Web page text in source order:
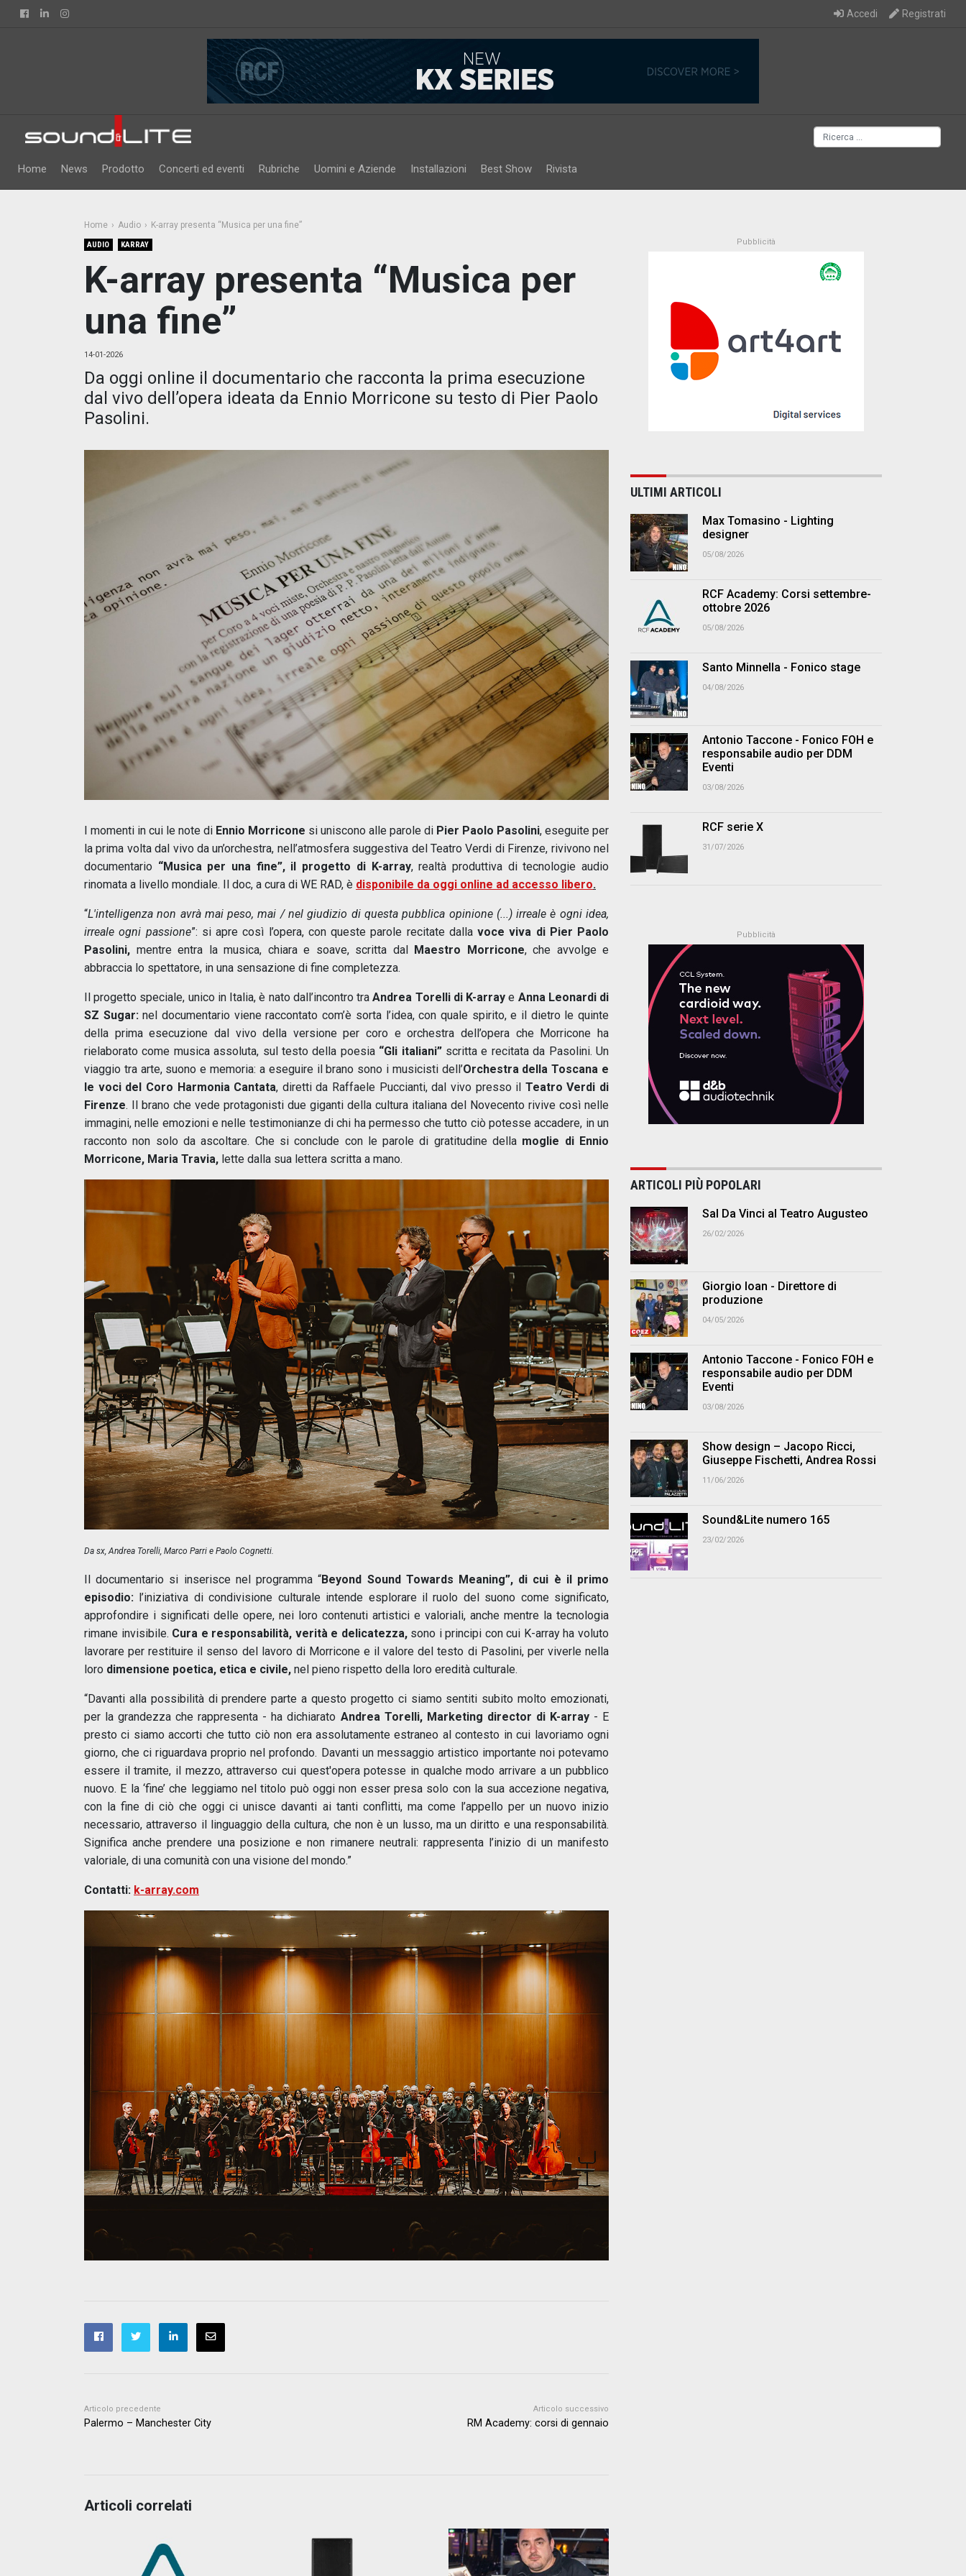
FacebookLinkedin Accedi Registrati
Home News Prodotto Concerti ed eventi Rubriche Uomini e Aziende Installazioni Best Show Rivista
Home Audio K-array presenta “Musica per una fine”
AUDIO KARRAY
K-array presenta “Musica per
una fine”
14-01-2026
Da oggi online il documentario che racconta la prima esecuzione
dal vivo dell’opera ideata da Ennio Morricone su testo di Pier Paolo
Pasolini.
I momenti in cui le note di Ennio Morricone si uniscono alle parole di Pier Paolo Pasolini, eseguite per
la prima volta dal vivo da un’orchestra, nell’atmosfera suggestiva del Teatro Verdi di Firenze, rivivono nel
documentario “Musica per una fine”, il progetto di K-array, realtà produttiva di tecnologie audio
rinomata a livello mondiale. Il doc, a cura di WE RAD, è disponibile da oggi online ad accesso libero.
“L'intelligenza non avrà mai peso, mai / nel giudizio di questa pubblica opinione (...) irreale è ogni idea,
irreale ogni passione”: si apre così l’opera, con queste parole recitate dalla voce viva di Pier Paolo
Pasolini, mentre entra la musica, chiara e soave, scritta dal Maestro Morricone, che avvolge e
abbraccia lo spettatore, in una sensazione di fine completezza.
Il progetto speciale, unico in Italia, è nato dall’incontro traAndrea Torelli di K-arraye Anna Leonardi di
SZ Sugar:nel documentario viene raccontato com’è sorta l’idea, con quale spirito, e il dietro le quinte
della prima esecuzione dal vivo della versione per coro e orchestra dell’opera che Morricone ha
rielaborato come musica assoluta, sul testo della poesia “Gli italiani”scritta e recitata da Pasolini. Un
viaggio tra arte, suono e memoria: a eseguire il brano sono i musicisti dell’Orchestra della Toscana e
le voci del Coro Harmonia Cantata, diretti da Raffaele Puccianti, dal vivo presso il Teatro Verdi di
Firenze. Il brano che vede protagonisti due giganti della cultura italiana del Novecento rivive così nelle
immagini, nelle emozioni e nelle testimonianze di chi ha permesso che tutto ciò potesse accadere, in un
racconto non solo da ascoltare. Che si conclude con le parole di gratitudine della moglie di Ennio
Morricone, Maria Travia, lette dalla sua lettera scritta a mano.
Da sx, Andrea Torelli, Marco Parri e Paolo Cognetti.
Il documentario si inserisce nel programma “Beyond Sound Towards Meaning”, di cui è il primo
episodio: l’iniziativa di condivisione culturale intende esplorare il ruolo del suono come significato,
approfondire i significati delle opere, nei loro contenuti artistici e valoriali, anche mentre la tecnologia
rimane invisibile. Cura e responsabilità, verità e delicatezza,sono i principi con cui K-array ha voluto
lavorare per restituire il senso del lavoro di Morricone e il valore del testo di Pasolini, per viverle nella
loro dimensione poetica, etica e civile, nel pieno rispetto della loro eredità culturale.
“Davanti alla possibilità di prendere parte a questo progetto ci siamo sentiti subito molto emozionati,
per la grandezza che rappresenta - ha dichiarato Andrea Torelli, Marketing director di K-array- E
presto ci siamo accorti che tutto ciò non era assolutamente estraneo al contesto in cui lavoriamo ogni
giorno, che ci riguardava proprio nel profondo. Davanti un messaggio artistico importante noi potevamo
essere il tramite, il mezzo, attraverso cui quest'opera potesse in qualche modo arrivare a un pubblico
nuovo. E la ‘fine’ che leggiamo nel titolo può oggi non esser presa solo con la sua accezione negativa,
con la fine di ciò che oggi ci unisce davanti ai tanti conflitti, ma come l’appello per un nuovo inizio
necessario, attraverso il linguaggio della cultura, che non è un lusso, ma un diritto e una responsabilità.
Significa anche prendere una posizione e non rimanere neutrali: rappresenta l’inizio di un manifesto
valoriale, di una comunità con una visione del mondo.”
Contatti: k-array.com
Articolo precedente
Palermo – Manchester City
Articolo successivo
RM Academy: corsi di gennaio
Articoli correlati
ULTIMI ARTICOLI
Max Tomasino - Lighting
designer
05/08/2026
RCF Academy: Corsi settembre-
ottobre 2026
05/08/2026
Santo Minnella - Fonico stage
04/08/2026
Antonio Taccone - Fonico FOH e
responsabile audio per DDM
Eventi
03/08/2026
RCF serie X
31/07/2026
ARTICOLI PIÙ POPOLARI
Sal Da Vinci al Teatro Augusteo
26/02/2026
Giorgio Ioan - Direttore di
produzione
04/05/2026
Antonio Taccone - Fonico FOH e
responsabile audio per DDM
Eventi
03/08/2026
Show design – Jacopo Ricci,
Giuseppe Fischetti, Andrea Rossi
11/06/2026
Sound&Lite numero 165
23/02/2026